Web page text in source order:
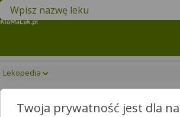
Znajdź lek w swojej okolicy
Lekopedia
Lekopedia
Informacje o lekach, suplementach diety i
Twoja prywatność jest dla